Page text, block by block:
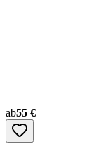
ab55 €